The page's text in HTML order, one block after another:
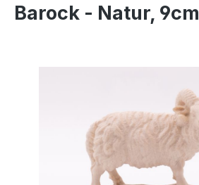
Barock - Natur, 9cm